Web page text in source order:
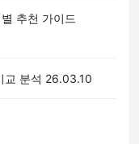
추천 가이드
교 분석 26.03.10